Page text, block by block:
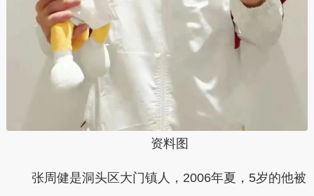
资料图
张周健是洞头区大门镇人，2006年夏，5岁的他被